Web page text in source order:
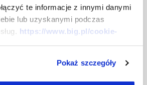
te informacje z innymi danymi
lub uzyskanymi podczas
https://www.big.pl/cookie-
Pokaż szczegóły